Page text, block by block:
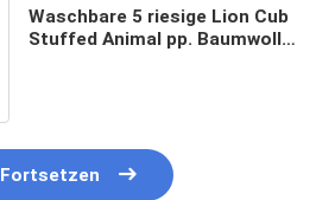
Waschbare 5 riesige Lion Cub
Stuffed Animal pp. Baumwolle
Fortsetzen